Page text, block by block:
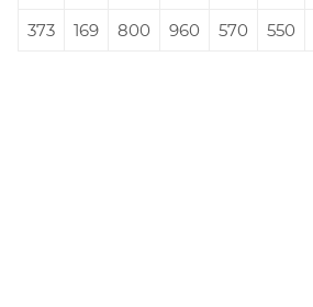
373 169 800 960 570 550